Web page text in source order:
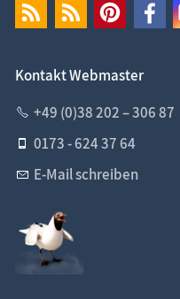
Kontakt Webmaster
+49 (0)38 202 – 306 87
0173 - 624 37 64
E-Mail schreiben